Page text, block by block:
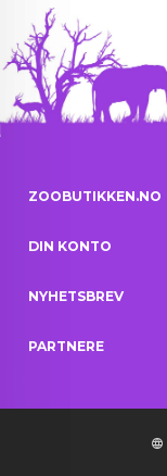
ZOOBUTIKKEN.NO
DIN KONTO
NYHETSBREV
PARTNERE